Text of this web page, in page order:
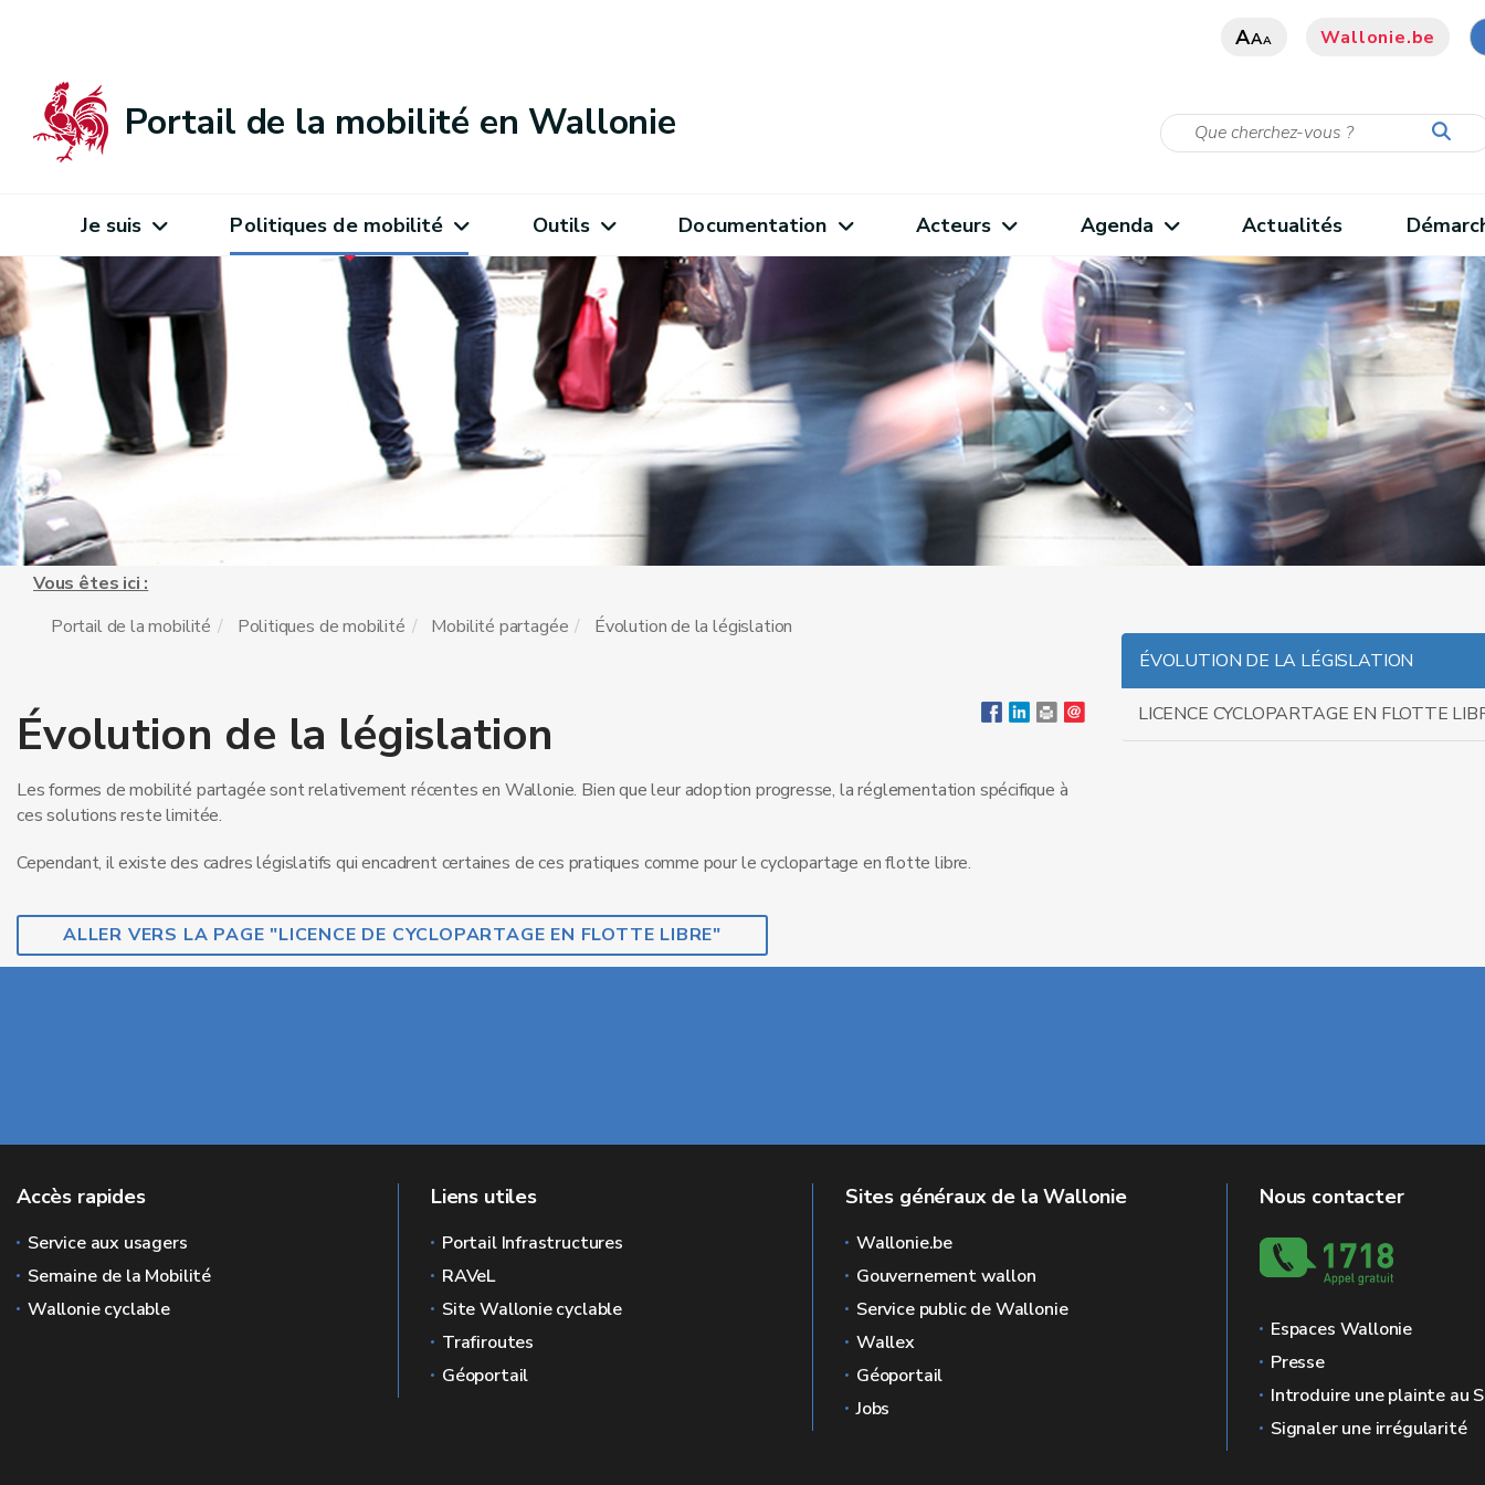
AAA Wallonie.be
Portail de la mobilité en Wallonie
Je suis Politiques de mobilité Outils Documentation Acteurs Agenda Actualités
Vous êtes ici :
Portail de la mobilité
Politiques de mobilité Mobilité partagée Évolution de la législation
Évolution de la législation
Les formes de mobilité partagée sont relativement récentes en Wallonie. Bien que leur adoption progresse, la réglementation spécifique à
ces solutions reste limitée.
Cependant, il existe des cadres législatifs qui encadrent certaines de ces pratiques comme pour le cyclopartage en flotte libre.
ALLER VERS LA PAGE "LICENCE DE CYCLOPARTAGE EN FLOTTE LIBRE"
ÉVOLUTION DE LA LÉGISLATION
LICENCE CYCLOPARTAGE EN FLOTTE
Accès rapides
Service aux usagers
Semaine de la Mobilité
Wallonie cyclable
Liens utiles
Portail Infrastructures
RAVeL
Site Wallonie cyclable
Trafiroutes
Géoportail
Sites généraux de la Wallonie
Wallonie.be
Gouvernement wallon
Service public de Wallonie
Wallex
Géoportail
Jobs
Nous contacter
Espaces Wallonie
Presse
Introduire une plainte au
Signaler une irrégularité